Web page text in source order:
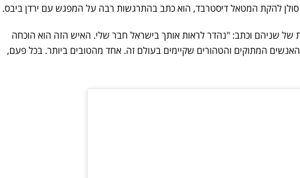
סולן להקת המטאל דיסטרבד, הוא כתב בהתרגשות רבה על המפגש עם ירדן ביבס.
של שניהם וכתב: "נהדר לראות אותך בישראל חבר שלי. האיש הזה הוא הוכחה
המתוקים והטהורים שקיימים בעולם זה. אחד מהטובים ביותר. בכל פעם,